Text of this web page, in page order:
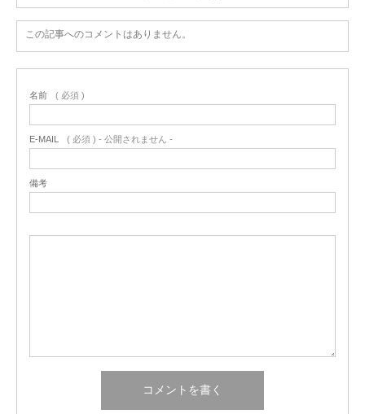
この記事へのコメントはありません。
名前 ( 必須 )
E-MAIL ( 必須 ) - 公開されません -
備考